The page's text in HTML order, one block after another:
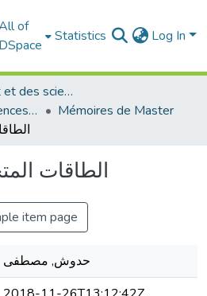
of
DSpace
Statistics Log In
Faculté de droit et des sciences politiques
Département des sciences politiques
Mémoires de Master
الطاقات
item page
حدوش, مصطفى